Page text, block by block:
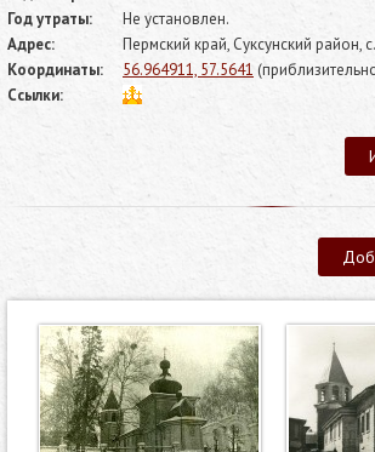
Год утраты:
Не установлен.
Адрес:
Пермский край, Суксунский район,
Координаты:
56.964911, 57.5641
Ссылки: